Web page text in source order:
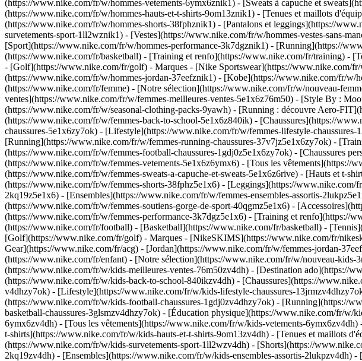
(https://www.nike.com/fr/w/hommes-vetements-6ymx6znik1) - [Sweats à capuche et
(https://www.nike.com/fr/w/hommes-hauts-et-t-shirts-9om13znik1) - [Tenues et maillots
(https://www.nike.com/fr/w/hommes-shorts-38fphznik1) - [Pantalons et leggings](https://
survetements-sport-1ll2wznik1) - [Vestes](https://www.nike.com/fr/w/hommes-vestes-sans-
[Sport](https://www.nike.com/fr/w/hommes-performance-3k7dgznik1) - [Running](https://
(https://www.nike.com/fr/basketball) - [Training et renfo](https://www.nike.com/fr/training) -
- [Golf](https://www.nike.com/fr/golf) - Marques - [Nike Sportswear](https://www.nike.com/
(https://www.nike.com/fr/w/hommes-jordan-37eefznik1) - [Kobe](https://www.nike.com/fr/
(https://www.nike.com/fr/femme) - [Notre sélection](https://www.nike.com/fr/w/nouveau-
ventes](https://www.nike.com/fr/w/femmes-meilleures-ventes-5e1x6z76m50) - [Style By :
(https://www.nike.com/fr/w/seasonal-clothing-packs-9yawh) - [Running : découvre Aero-
(https://www.nike.com/fr/w/femmes-back-to-school-5e1x6z840ik) - [Chaussures](https://
chaussures-5e1x6zy7ok) - [Lifestyle](https://www.nike.com/fr/w/femmes-lifestyle-
[Running](https://www.nike.com/fr/w/femmes-running-chaussures-37v7jz5e1x6zy7ok) -
(https://www.nike.com/fr/w/femmes-football-chaussures-1gdj0z5e1x6zy7ok) - [Chaussures
(https://www.nike.com/fr/w/femmes-vetements-5e1x6z6ymx6) - [Tous les vêtements](https://
(https://www.nike.com/fr/w/femmes-sweats-a-capuche-et-sweats-5e1x6z6rive) - [Hauts et t-
(https://www.nike.com/fr/w/femmes-shorts-38fphz5e1x6) - [Leggings](https://
2kq19z5e1x6) - [Ensembles](https://www.nike.com/fr/w/femmes-ensembles-assortis-
(https://www.nike.com/fr/w/femmes-soutiens-gorge-de-sport-40qgmz5e1x6) -
(https://www.nike.com/fr/w/femmes-performance-3k7dgz5e1x6) - [Training et
(https://www.nike.com/fr/football) - [Basketball](https://www.nike.com/fr/basketball) -
[Golf](https://www.nike.com/fr/golf) - Marques - [NikeSKIMS](https://www.nike.com/fr/
Gear](https://www.nike.com/fr/acg) - [Jordan](https://www.nike.com/fr/w/femmes-jordan-
(https://www.nike.com/fr/enfant) - [Notre sélection](https://www.nike.com/fr/w/nouveau-
(https://www.nike.com/fr/w/kids-meilleures-ventes-76m50zv4dh) - [Destination
(https://www.nike.com/fr/w/kids-back-to-school-840ikzv4dh) - [Chaussures](https://
v4dhzy7ok) - [Lifestyle](https://www.nike.com/fr/w/kids-lifestyle-chaussures-
(https://www.nike.com/fr/w/kids-football-chaussures-1gdj0zv4dhzy7ok) - [Running](https://
basketball-chaussures-3glsmzv4dhzy7ok) - [Éducation physique](https://www.nike.com/fr/w/
6ymx6zv4dh) - [Tous les vêtements](https://www.nike.com/fr/w/kids-vetements-
t-shirts](https://www.nike.com/fr/w/kids-hauts-et-t-shirts-9om13zv4dh) - [Tenues et maillots
(https://www.nike.com/fr/w/kids-survetements-sport-1ll2wzv4dh) - [Shorts](https://
2kq19zv4dh) - [Ensembles](https://www.nike.com/fr/w/kids-ensembles-assortis-2lukpzv4dh)